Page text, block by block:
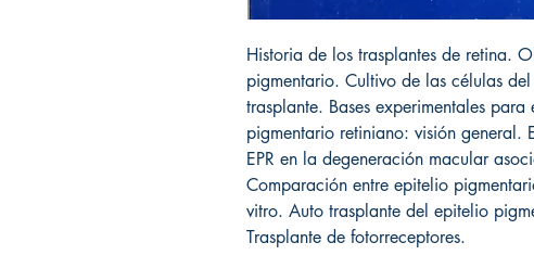
Historia de los trasplantes de retina.
pigmentario. Cultivo de las células
trasplante. Bases experimentales
pigmentario retiniano: visión general.
EPR en la degeneración macular
Comparación entre epitelio
vitro. Auto trasplante del epitelio
Trasplante de fotorreceptores.